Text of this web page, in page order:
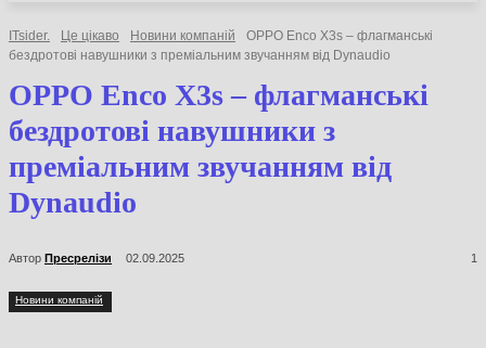
ITsider. Це цікаво Новини компаній OPPO Enco X3s – флагманські
бездротові навушники з преміальним звучанням від Dynaudio
OPPO Enco X3s – флагманські
бездротові навушники з
преміальним звучанням від
Dynaudio
Автор Пресрелізи 02.09.2025 1
Новини компаній